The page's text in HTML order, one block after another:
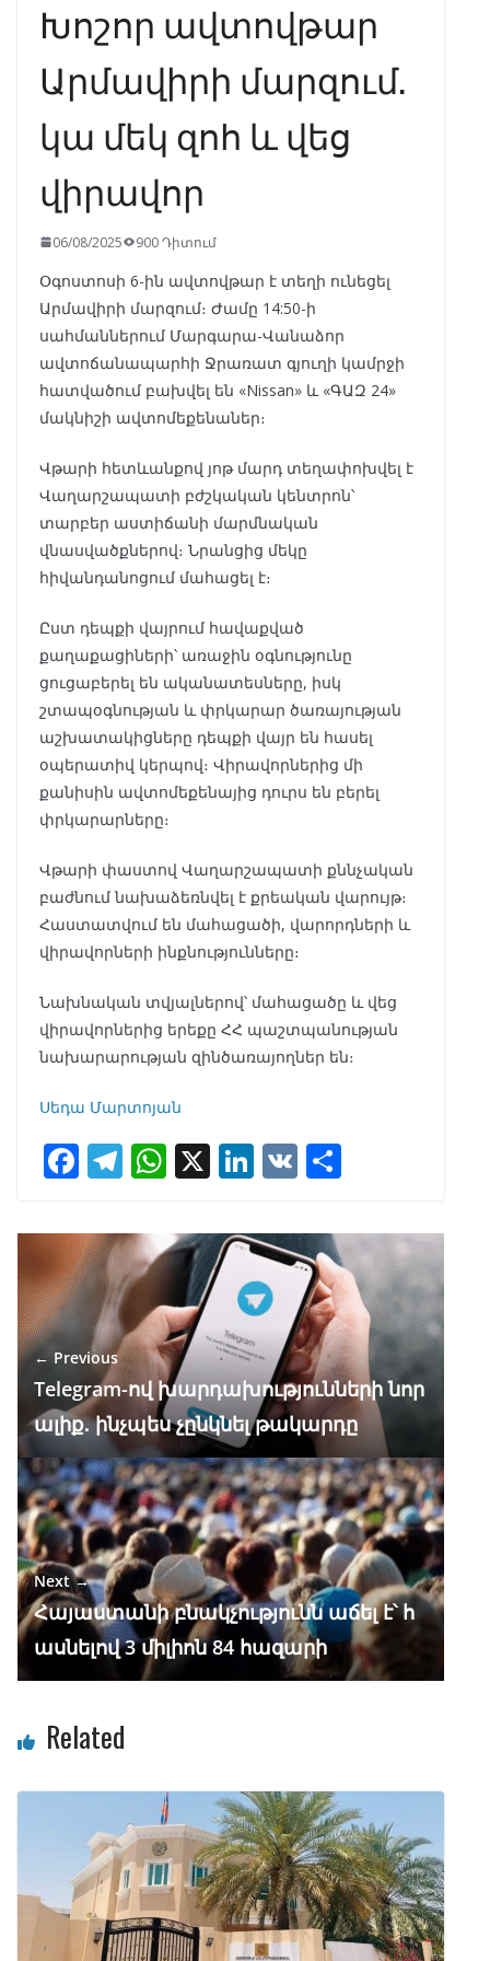
Խոշոր ավտովթար
Արմավիրի մարզում.
կա մեկ զոհ և վեց
վիրավոր
06/08/2025 900 Դիտում
Օգոստոսի 6-ին ավտովթար է տեղի ունեցել
Արմավիրի մարզում։ Ժամը 14:50-ի
սահմաններում Մարգարա-Վանաձոր
ավտոճանապարհի Ջրառատ գյուղի կամրջի
հատվածում բախվել են «Nissan» և «ԳԱԶ 24»
մակնիշի ավտոմեքենաներ։
Վթարի հետևանքով յոթ մարդ տեղափոխվել է
Վաղարշապատի բժշկական կենտրոն՝
տարբեր աստիճանի մարմնական
վնասվածքներով։ Նրանցից մեկը
հիվանդանոցում մահացել է։
Ըստ դեպքի վայրում հավաքված
քաղաքացիների՝ առաջին օգնությունը
ցուցաբերել են ականատեսները, իսկ
շտապօգնության և փրկարար ծառայության
աշխատակիցները դեպքի վայր են հասել
օպերատիվ կերպով։ Վիրավորներից մի
քանիսին ավտոմեքենայից դուրս են բերել
փրկարարները։
Վթարի փաստով Վաղարշապատի քննչական
բաժնում նախաձեռնվել է քրեական վարույթ։
Հաստատվում են մահացածի, վարորդների և
վիրավորների ինքնությունները։
Նախնական տվյալներով՝ մահացածը և վեց
վիրավորներից երեքը ՀՀ պաշտպանության
նախարարության զինծառայողներ են։
Սեդա Մարտոյան
F
e
b
o
o
k
T
e
gr
a
m
W
at
s
A
p
p
X Li
k
e
dI
n
V
ar
e
← Previous
Telegram-ով խարդախությունների նոր
ալիք․ ինչպես չընկնել թակարդը
Next →
Հայաստանի բնակչությունն աճել է՝ հ
ասնելով 3 միլիոն 84 հազարի
Related